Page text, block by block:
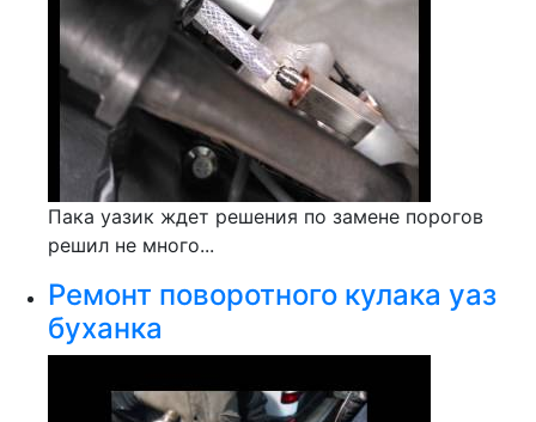
Пака уазик ждет решения по замене порогов
решил не много...
Ремонт поворотного кулака уаз
буханка